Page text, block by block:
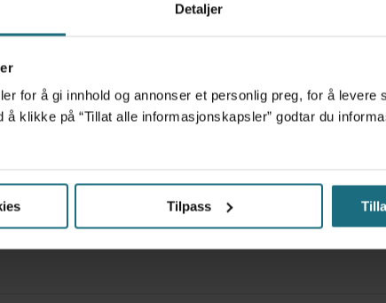
Detaljer
for å gi innhold og annonser et personlig preg, for å levere
å klikke på “Tillat alle informasjonskapsler” godtar du
Tilpass
måneder – i en 16-fots motorbåt
det frem at han døgnet før hadde drukket 25